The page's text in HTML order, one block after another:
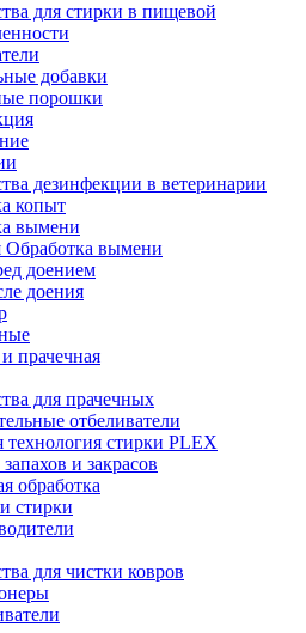
для стирки в пищевой
добавки
порошки
дезинфекции в ветеринарии
копыт
вымени
Обработка вымени
доением
доения
прачечная
для прачечных
отбеливатели
технология стирки PLEX
и закрасов
обработка
стирки
для чистки ковров